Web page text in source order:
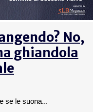
No,
ghiandola
se le suona...